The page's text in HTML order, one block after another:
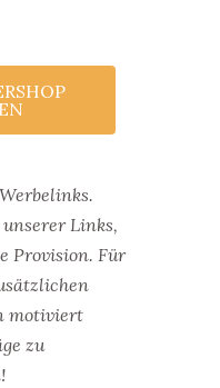
Links,
Provision. Für
motiviert
zu